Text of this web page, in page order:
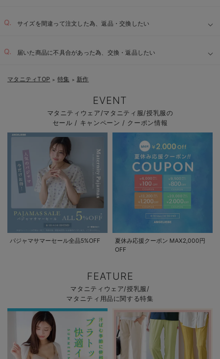
サイズを間違って注文した為、返品・交換したい
届いた商品に不具合があった為、交換・返品したい
マタニティTOP ＞ 特集 ＞ 新作
EVENT
マタニティウェア/マタニティ服/授乳服の
セール / キャンペーン / クーポン情報
パジャマサマーセール全品5%OFF
夏休み応援クーポン MAX2,000円
OFF
FEATURE
マタニティウェア/授乳服/
マタニティ用品に関する特集